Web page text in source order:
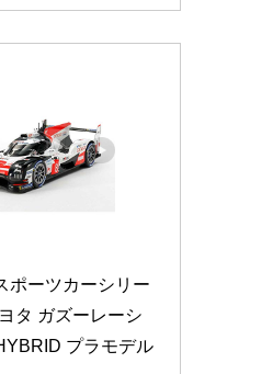
ポーツカーシリー
タ ガズーレーシ
プラモデル